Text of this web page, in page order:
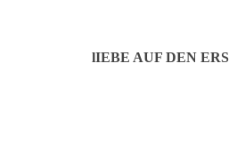
lIEBE AUF DEN